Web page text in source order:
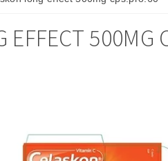
EFFECT 500MG